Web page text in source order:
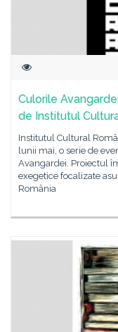
Culorile
de Institutul
Institutul Cultural
lunii mai, o serie de
Avangardei. Proiectul
exegetice focalizate
România